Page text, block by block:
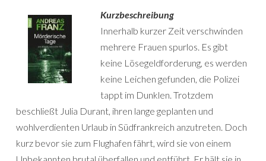
Kurzbeschreibung
Innerhalb kurzer Zeit verschwinden
mehrere Frauen spurlos. Es gibt
keine Lösegeldforderung, es werden
keine Leichen gefunden, die Polizei
tappt im Dunklen. Trotzdem
beschließt Julia Durant, ihren lange geplanten und
wohlverdienten Urlaub in Südfrankreich anzutreten. Doch
kurz bevor sie zum Flughafen fährt, wird sie von einem